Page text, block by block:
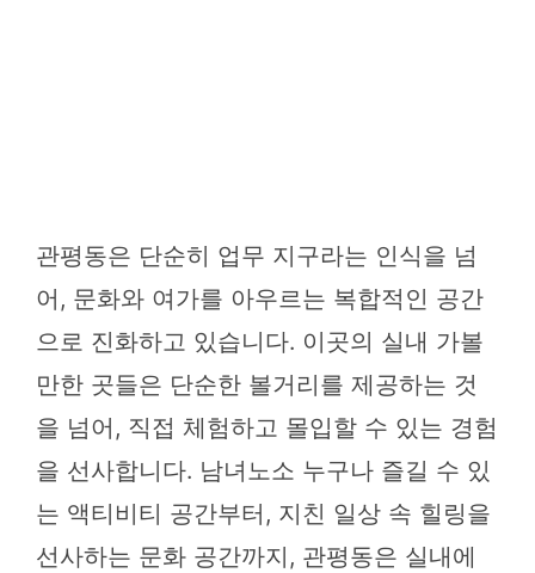
관평동은 단순히 업무 지구라는 인식을 넘
어, 문화와 여가를 아우르는 복합적인 공간
으로 진화하고 있습니다. 이곳의 실내 가볼
만한 곳들은 단순한 볼거리를 제공하는 것
을 넘어, 직접 체험하고 몰입할 수 있는 경험
을 선사합니다. 남녀노소 누구나 즐길 수 있
는 액티비티 공간부터, 지친 일상 속 힐링을
선사하는 문화 공간까지, 관평동은 실내에